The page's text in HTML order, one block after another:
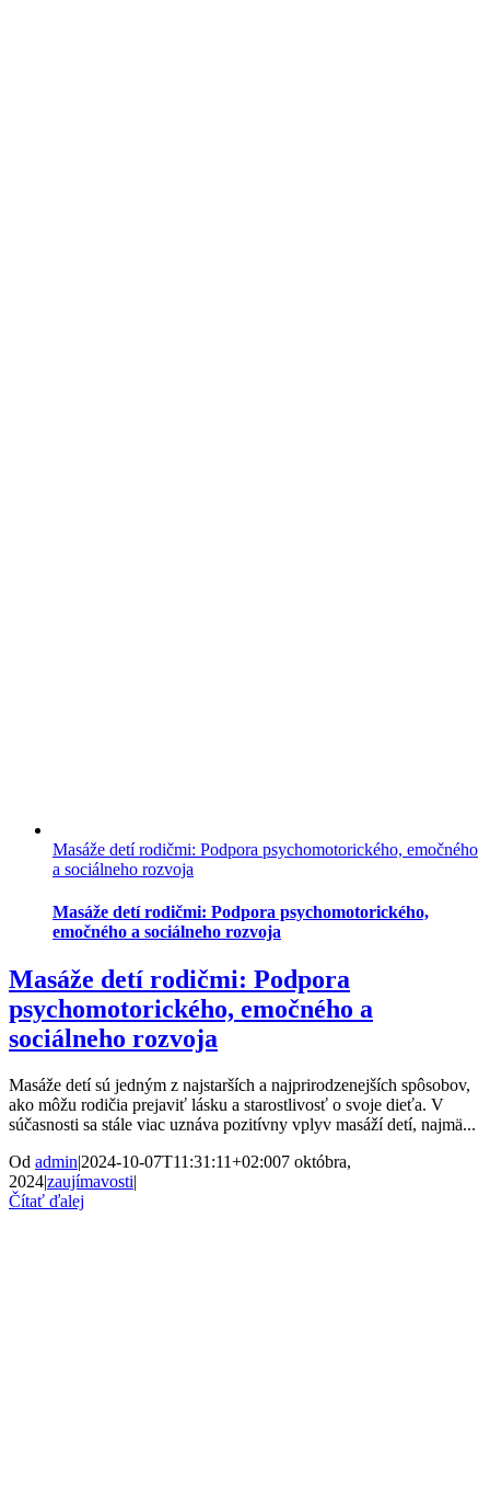
Masáže detí rodičmi: Podpora psychomotorického, emočného
a sociálneho rozvoja
Masáže detí rodičmi: Podpora psychomotorického,
emočného a sociálneho rozvoja
Masáže detí rodičmi: Podpora
psychomotorického, emočného a
sociálneho rozvoja
Masáže detí sú jedným z najstarších a najprirodzenejších spôsobov,
ako môžu rodičia prejaviť lásku a starostlivosť o svoje dieťa. V
súčasnosti sa stále viac uznáva pozitívny vplyv masáží detí, najmä...
Od admin|2024-10-07T11:31:11+02:007 októbra,
2024|zaujímavosti|
Čítať ďalej